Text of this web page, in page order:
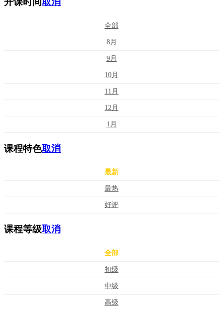
全部
8月
9月
10月
11月
12月
1月
课程特色取消
最新
最热
好评
课程等级取消
全部
初级
中级
高级